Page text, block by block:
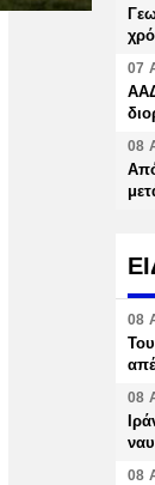
07
08
08
08
08